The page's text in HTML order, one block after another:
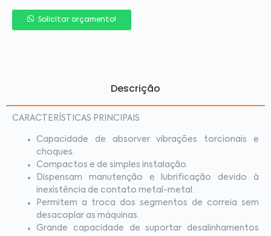
Solicitar orçamento!
Descrição
CARACTERÍSTICAS PRINCIPAIS
Capacidade de absorver vibrações torcionais e
choques.
Compactos e de simples instalação.
Dispensam manutenção e lubrificação devido à
inexistência de contato metal-metal.
Permitem a troca dos segmentos de correia sem
desacoplar as máquinas.
Grande capacidade de suportar desalinhamentos